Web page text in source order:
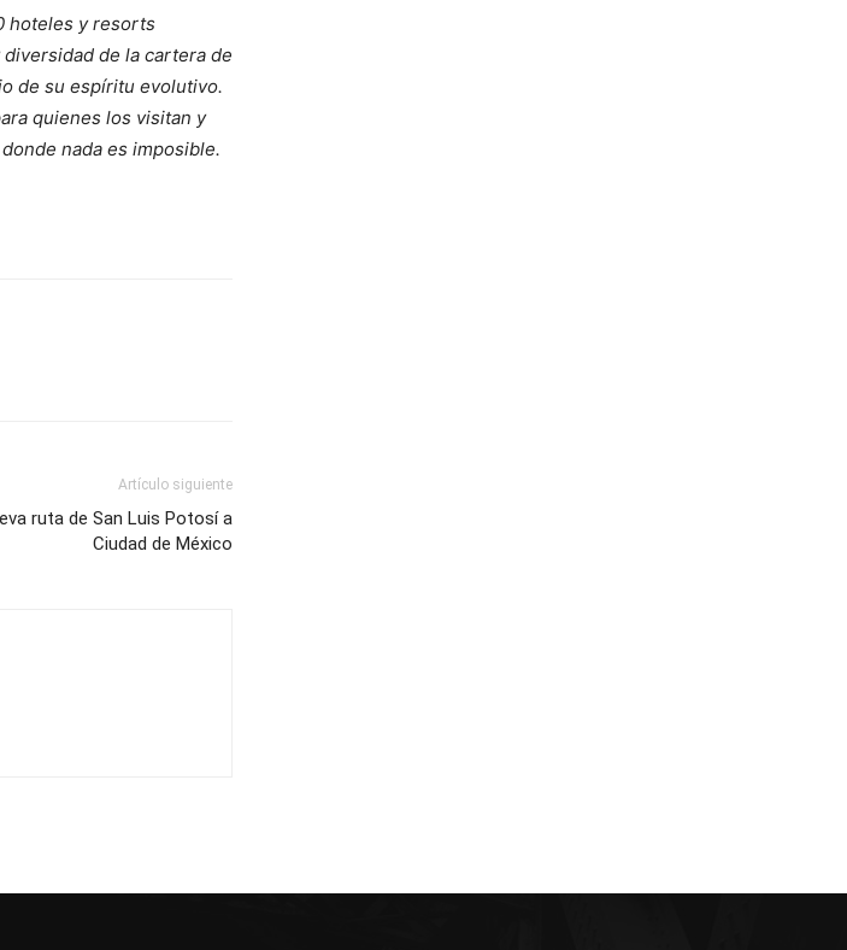
hoteles y resorts
de la cartera de
de su espíritu evolutivo.
quienes los visitan y
nada es imposible.
Artículo siguiente
ruta de San Luis Potosí a
Ciudad de México